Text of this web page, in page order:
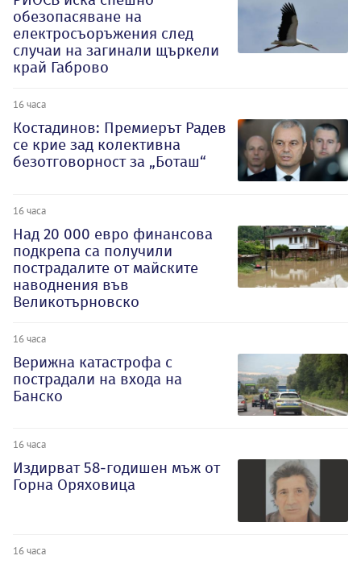
обезопасяване на
електросъоръжения след
случаи на загинали щъркели
край Габрово
16 часа
Костадинов: Премиерът Радев
се крие зад колективна
безотговорност за „Боташ“
16 часа
Над 20 000 евро финансова
подкрепа са получили
пострадалите от майските
наводнения във
Великотърновско
16 часа
Верижна катастрофа с
пострадали на входа на
Банско
16 часа
Издирват 58-годишен мъж от
Горна Оряховица
16 часа